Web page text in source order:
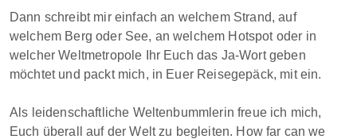
Dann schreibt mir einfach an welchem Strand, auf
welchem Berg oder See, an welchem Hotspot oder in
welcher Weltmetropole Ihr Euch das Ja-Wort geben
möchtet und packt mich, in Euer Reisegepäck, mit ein.
Als leidenschaftliche Weltenbummlerin freue ich mich,
Euch überall auf der Welt zu begleiten. How far can we